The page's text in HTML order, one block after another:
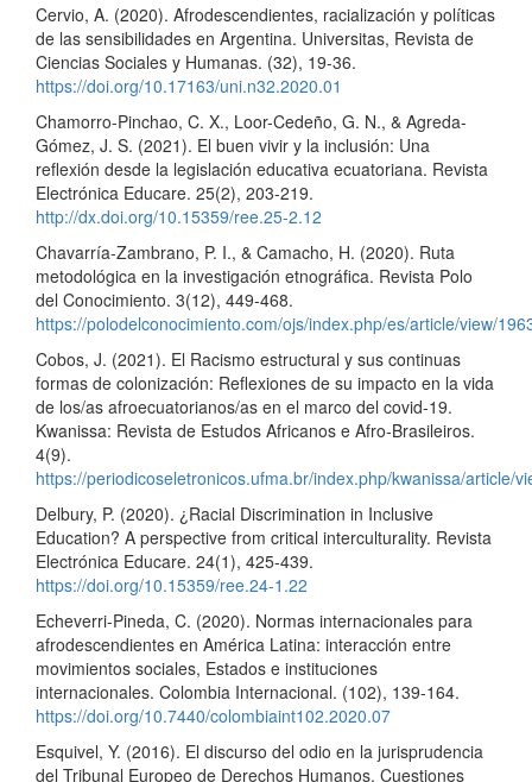
Cervio, A. (2020). Afrodescendientes, racialización y políticas
de las sensibilidades en Argentina. Universitas, Revista de
Ciencias Sociales y Humanas. (32), 19-36.
https://doi.org/10.17163/uni.n32.2020.01
Chamorro-Pinchao, C. X., Loor-Cedeño, G. N., & Agreda-
Gómez, J. S. (2021). El buen vivir y la inclusión: Una
reflexión desde la legislación educativa ecuatoriana. Revista
Electrónica Educare. 25(2), 203-219.
http://dx.doi.org/10.15359/ree.25-2.12
Chavarría-Zambrano, P. I., & Camacho, H. (2020). Ruta
metodológica en la investigación etnográfica. Revista Polo
del Conocimiento. 3(12), 449-468.
https://polodelconocimiento.com/ojs/index.php/es/article/view/
Cobos, J. (2021). El Racismo estructural y sus continuas
formas de colonización: Reflexiones de su impacto en la vida
de los/as afroecuatorianos/as en el marco del covid-19.
Kwanissa: Revista de Estudos Africanos e Afro-Brasileiros.
4(9).
https://periodicoseletronicos.ufma.br/index.php/kwanissa/article/
Delbury, P. (2020). ¿Racial Discrimination in Inclusive
Education? A perspective from critical interculturality. Revista
Electrónica Educare. 24(1), 425-439.
https://doi.org/10.15359/ree.24-1.22
Echeverri-Pineda, C. (2020). Normas internacionales para
afrodescendientes en América Latina: interacción entre
movimientos sociales, Estados e instituciones
internacionales. Colombia Internacional. (102), 139-164.
https://doi.org/10.7440/colombiaint102.2020.07
Esquivel, Y. (2016). El discurso del odio en la jurisprudencia
del Tribunal Europeo de Derechos Humanos. Cuestiones